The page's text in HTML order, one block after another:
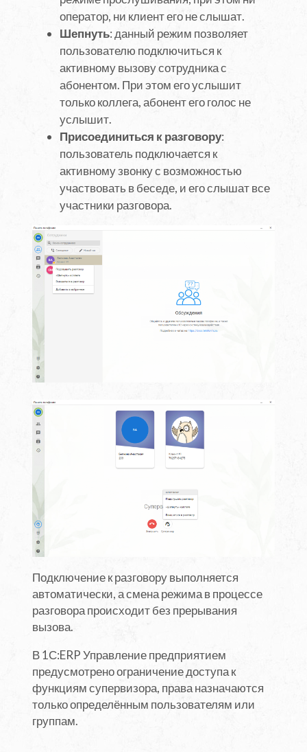
оператор, ни клиент его не слышат.
Шепнуть: данный режим позволяет
пользователю подключиться к
активному вызову сотрудника с
абонентом. При этом его услышит
только коллега, абонент его голос не
услышит.
Присоединиться к разговору:
пользователь подключается к
активному звонку с возможностью
участвовать в беседе, и его слышат все
участники разговора.
Подключение к разговору выполняется
автоматически, а смена режима в процессе
разговора происходит без прерывания
вызова.
В 1С:ERP Управление предприятием
предусмотрено ограничение доступа к
функциям супервизора, права назначаются
только определённым пользователям или
группам.